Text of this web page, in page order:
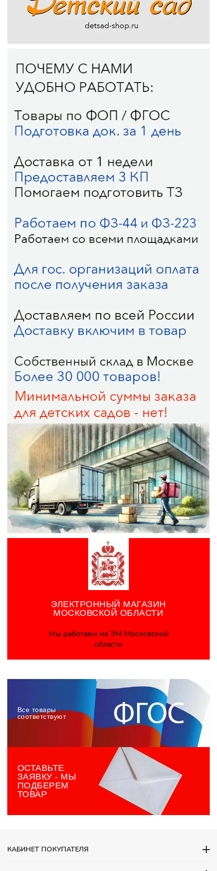
(например, музыкальные инструменты, спортивные
снаряды, конструкторы и т.д.).
установив необходимые системы противопожарной
предметов и веществ, создав рабочие места, удобные
для работы педагогов.
детской литературой, обеспечьте доступ к
информационным ресурсам и современным
технологиям. Закупите учебно-методические пособия,
специализированное оборудование и прочие
необходимые ресурсы.
4. Кадры: подберите квалифицированных педагогов,
специалистов по воспитанию и образованию
развитие, организуя систему повышения
квалификации и различные формы поддержки.
5. Сотрудничество с семьями: создайте условия для
процессе, проводите родительские собрания,
консультации и мероприятия. Развивайте
партнерские отношения с родительскими комитетами
6. Мониторинг и оценка: разработайте систему
мониторинга и оценки качества образовательной
деятельности, чтобы постоянно совершенствовать
достижение образовательных результатов.
7. Инновации и современные подходы: изучайте и
внедряйте современные педагогические технологии,
методики и программы, основанные на научных
исследованиях и передовом опыте. Развивайте
творческий подход к образовательной деятельности и
инновационное мышление. 8. Финансирование:
обеспечьте достаточное финансирование для
создания и развития инфраструктуры, закупки
оборудования и материалов, а также для поддержки
профессионального развития педагогических
работников. Учитывая эти рекомендации, вы сможете
эффективно организовать дошкольные
образовательные организации и обеспечить
реализацию образовательных программ дошкольного
образования.
ЭЛЕКТРОННЫЙ МАГАЗИН
МОСКОВСКОЙ ОБЛАСТИ
Мы работаем на ЭМ Московской
области
Все товары
соответствуют
ОСТАВЬТЕ
ЗАЯВКУ - МЫ
ПОДБЕРЕМ
ТОВАР
КАБИНЕТ ПОКУПАТЕЛЯ